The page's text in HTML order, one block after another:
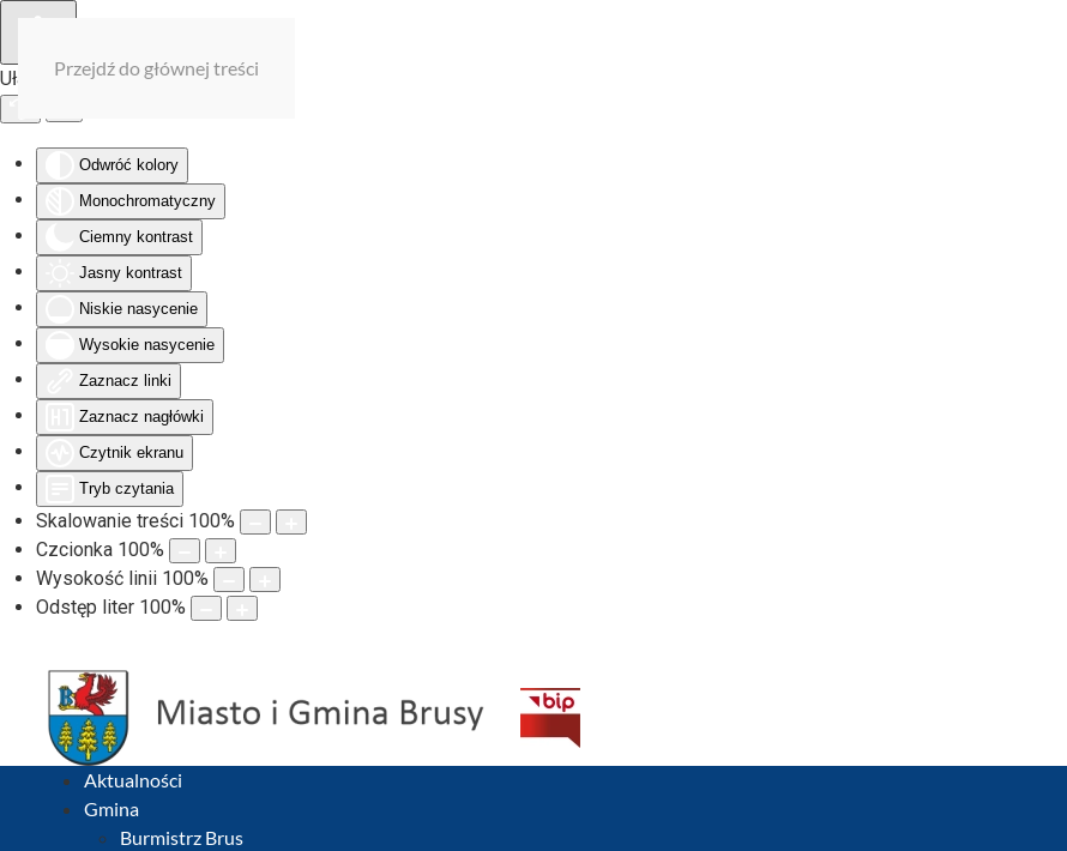
Ułatwienia dostępu
Odwróć kolory
Monochromatyczny
Ciemny kontrast
Jasny kontrast
Niskie nasycenie
Wysokie nasycenie
Zaznacz linki
Zaznacz nagłówki
Czytnik ekranu
Tryb czytania
Skalowanie treści 100%
Czcionka 100%
Wysokość linii 100%
Odstęp liter 100%
Przejdź do głównej treści
Aktualności
Gmina
Burmistrz Brus